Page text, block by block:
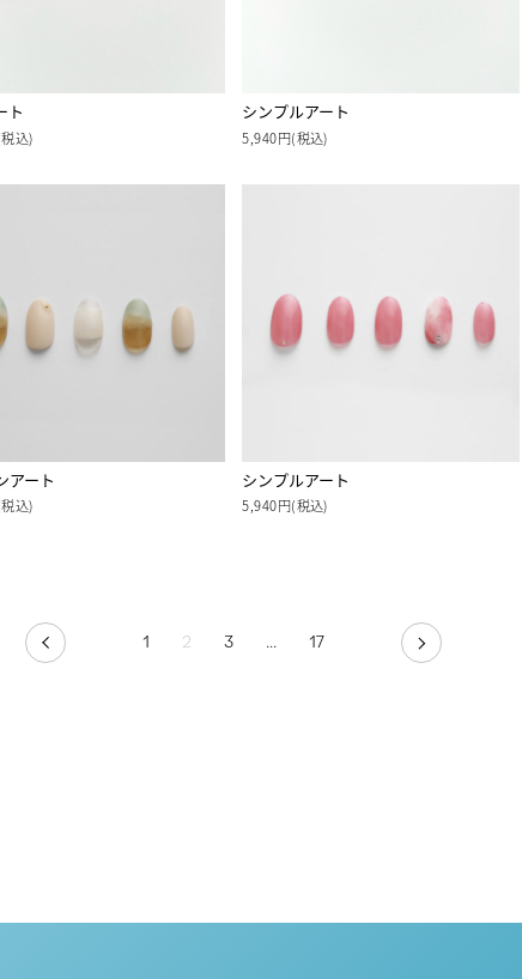
ト
込)
シンプルアート
5,940円(税込)
アート
込)
シンプルアート
5,940円(税込)
PREV 1 2 3 … 17 NEXT